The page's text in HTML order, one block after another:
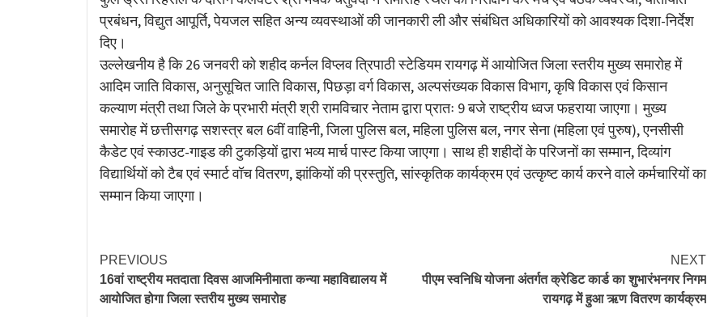
प्रबंधन, विद्युत आपूर्ति, पेयजल सहित अन्य व्यवस्थाओं की जानकारी ली और संबंधित अधिकारियों को आवश्यक दिशा-निर्देश
दिए।
उल्लेखनीय है कि 26 जनवरी को शहीद कर्नल विप्लव त्रिपाठी स्टेडियम रायगढ़ में आयोजित जिला स्तरीय मुख्य समारोह में
आदिम जाति विकास, अनुसूचित जाति विकास, पिछड़ा वर्ग विकास, अल्पसंख्यक विकास विभाग, कृषि विकास एवं किसान
कल्याण मंत्री तथा जिले के प्रभारी मंत्री श्री रामविचार नेताम द्वारा प्रातः 9 बजे राष्ट्रीय ध्वज फहराया जाएगा। मुख्य
समारोह में छत्तीसगढ़ सशस्त्र बल 6वीं वाहिनी, जिला पुलिस बल, महिला पुलिस बल, नगर सेना (महिला एवं पुरुष), एनसीसी
कैडेट एवं स्काउट-गाइड की टुकड़ियों द्वारा भव्य मार्च पास्ट किया जाएगा। साथ ही शहीदों के परिजनों का सम्मान, दिव्यांग
विद्यार्थियों को टैब एवं स्मार्ट वॉच वितरण, झांकियों की प्रस्तुति, सांस्कृतिक कार्यक्रम एवं उत्कृष्ट कार्य करने वाले कर्मचारियों का
सम्मान किया जाएगा।
PREVIOUS
16वां राष्ट्रीय मतदाता दिवस आजमिनीमाता कन्या महाविद्यालय में
आयोजित होगा जिला स्तरीय मुख्य समारोह
NEXT
पीएम स्वनिधि योजना अंतर्गत क्रेडिट कार्ड का शुभारंभनगर निगम
रायगढ़ में हुआ ऋण वितरण कार्यक्रम